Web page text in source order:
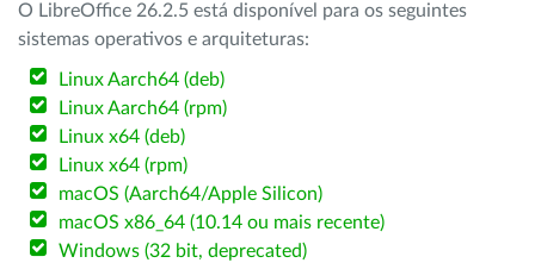
O LibreOffice 26.2.5 está disponível para os seguintes
sistemas operativos e arquiteturas:
Linux Aarch64 (deb)
Linux Aarch64 (rpm)
Linux x64 (deb)
Linux x64 (rpm)
macOS (Aarch64/Apple Silicon)
macOS x86_64 (10.14 ou mais recente)
Windows (32 bit, deprecated)